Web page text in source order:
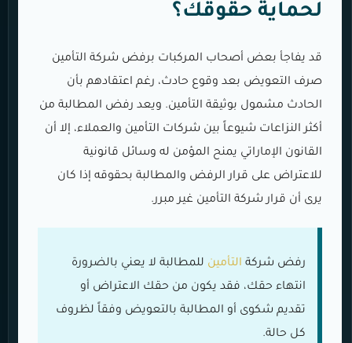
لحماية حقوقك؟
قد يفاجأ بعض أصحاب المركبات برفض شركة التأمين
صرف التعويض بعد وقوع حادث، رغم اعتقادهم بأن
الحادث مشمول بوثيقة التأمين. ويعد رفض المطالبة من
أكثر النزاعات شيوعاً بين شركات التأمين والعملاء، إلا أن
القانون الإماراتي يمنح المؤمن له وسائل قانونية
للاعتراض على قرار الرفض والمطالبة بحقوقه إذا كان
يرى أن قرار شركة التأمين غير مبرر.
رفض شركة التأمين للمطالبة لا يعني بالضرورة
انتهاء حقك، فقد يكون من حقك الاعتراض أو
تقديم شكوى أو المطالبة بالتعويض وفقاً لظروف
كل حالة.